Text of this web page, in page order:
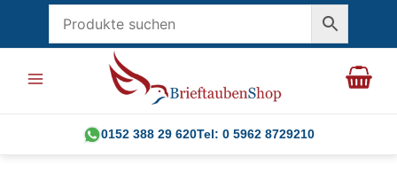
0152 388 29 620Tel: 0 5962 8729210